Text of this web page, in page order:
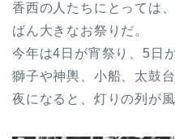
香西の人たちにとっては
ばん大きなお祭りだ。
今年は4日が宵祭り、5日
獅子や神輿、小船、太鼓台
夜になると、灯りの列が風